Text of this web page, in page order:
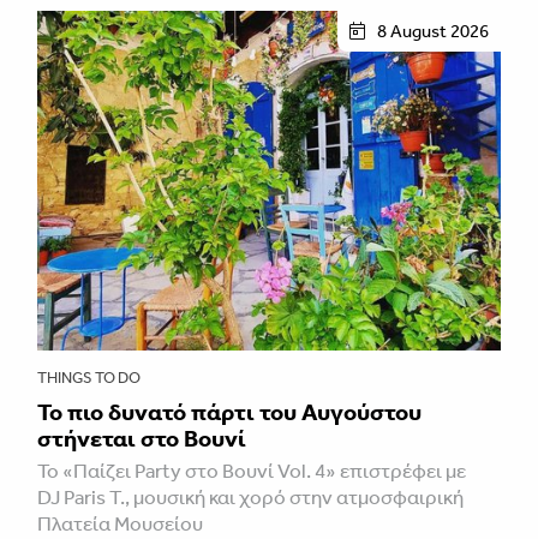
8 August 2026
THINGS TO DO
Το πιο δυνατό πάρτι του Αυγούστου
στήνεται στο Βουνί
Το «Παίζει Party στο Βουνί Vol. 4» επιστρέφει με
DJ Paris T., μουσική και χορό στην ατμοσφαιρική
Πλατεία Μουσείου